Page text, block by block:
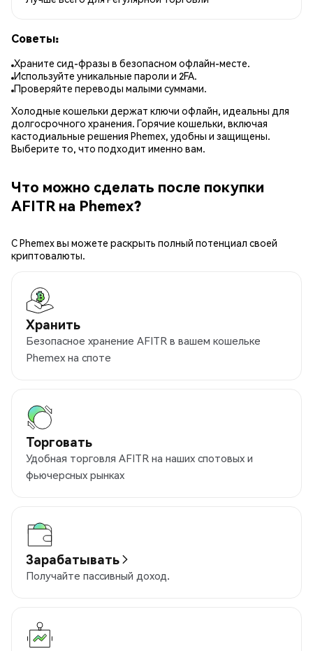
Советы:
Храните сид-фразы в безопасном офлайн-месте.
Используйте уникальные пароли и 2FA.
Проверяйте переводы малыми суммами.
Холодные кошельки держат ключи офлайн, идеальны для
долгосрочного хранения. Горячие кошельки, включая
кастодиальные решения Phemex, удобны и защищены.
Выберите то, что подходит именно вам.
Что можно сделать после покупки
AFITR на Phemex?
С Phemex вы можете раскрыть полный потенциал своей
криптовалюты.
Хранить
Безопасное хранение AFITR в вашем кошельке
Phemex на споте
Торговать
Удобная торговля AFITR на наших спотовых и
фьючерсных рынках
Зарабатывать
Получайте пассивный доход.